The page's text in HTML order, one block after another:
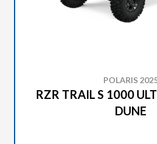
POLARIS
RZR TRAIL S 1000
DUNE